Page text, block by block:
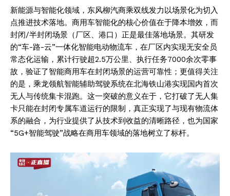
新能源与智能化领域，东风柳汽商乘双线发力以场景化为切入
点推进技术落地。商用车智能化的核心价值在于降本增效，而
封闭/半封闭场景（厂区、港口）正是最佳落地场景。其研发
的“车-路-云”一体化智能电动物流车，在厂区内实现无安全员
常态化运输，累计行驶超2.5万公里、执行任务7000余次零事
故，验证了智能商用车在封闭场景的运营可靠性；更值得关注
的是，乘龙领航智能辅助驾驶系统在北海铁山港实现国内首次
无人与传统集卡混跑。这一突破的意义在于，它打破了无人集
卡只能在封闭专属车道运行的限制，真正实现了与现有物流体
系的融合，为行业提供了从技术到收益的清晰路径，也为国家
“5G+智能驾驶”战略在商用车领域的落地树立了标杆。